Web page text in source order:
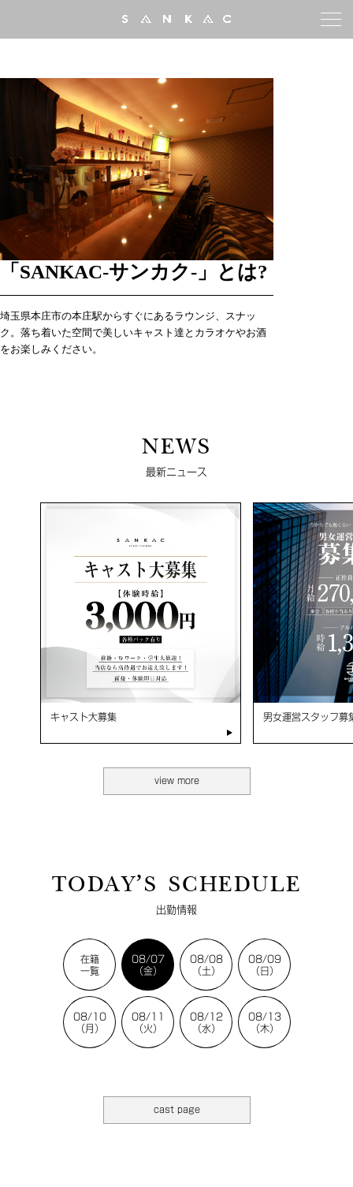
詳細はこちら
「SANKAC-サンカク-」とは?
埼玉県本庄市の本庄駅からすぐにあるラウンジ、スナッ
ク。落ち着いた空間で美しいキャスト達とカラオケやお酒
をお楽しみください。
NEWS
最新ニュース
キャスト大募集 男女運営スタッフ募
view more
TODAY’S SCHEDULE
出勤情報
在籍
一覧
08/07
（金）
08/08
（土）
08/09
（日）
08/10
（月）
08/11
（火）
08/12
（水）
08/13
（木）
cast page